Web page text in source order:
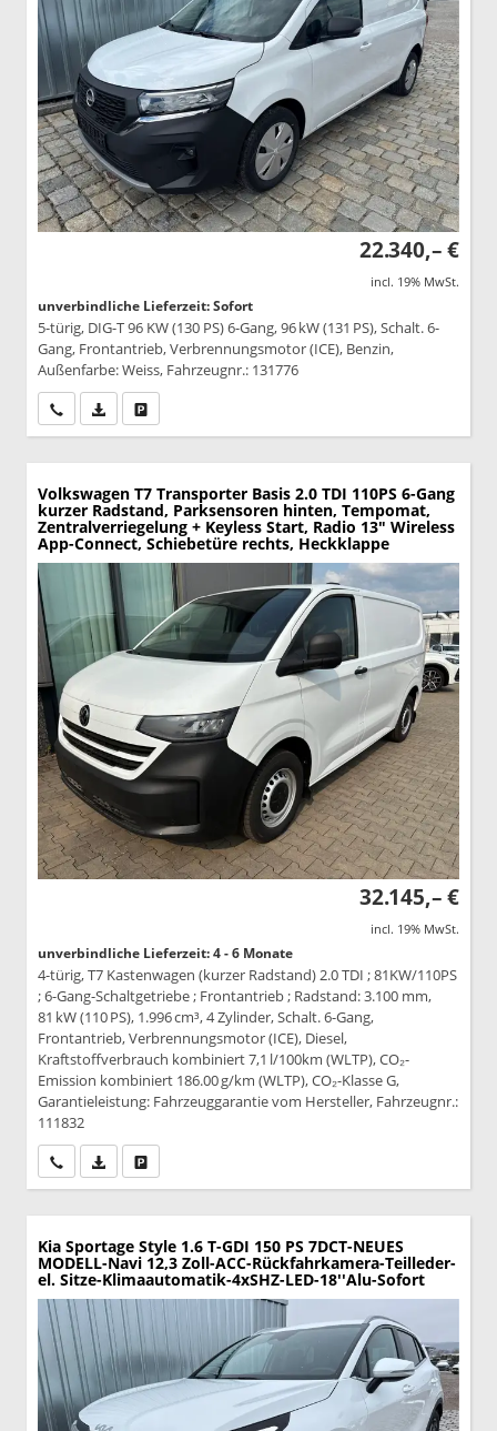
22.340,– €
incl. 19% MwSt.
unverbindliche Lieferzeit: Sofort
5-türig, DIG-T 96 KW (130 PS) 6-Gang, 96 kW (131 PS), Schalt. 6-
Gang, Frontantrieb, Verbrennungsmotor (ICE), Benzin,
Außenfarbe: Weiss, Fahrzeugnr.: 131776
Wir rufen Sie anPDF-Datei, Fahrzeugexposé drucken
Volkswagen T7 Transporter Basis 2.0 TDI 110PS 6-Gang
kurzer Radstand, Parksensoren hinten, Tempomat,
Zentralverriegelung + Keyless Start, Radio 13" Wireless
App-Connect, Schiebetüre rechts, Heckklappe
32.145,– €
incl. 19% MwSt.
unverbindliche Lieferzeit: 4 - 6 Monate
4-türig, T7 Kastenwagen (kurzer Radstand) 2.0 TDI ; 81KW/110PS
; 6-Gang-Schaltgetriebe ; Frontantrieb ; Radstand: 3.100 mm,
81 kW (110 PS), 1.996 cm³, 4 Zylinder, Schalt. 6-Gang,
Frontantrieb, Verbrennungsmotor (ICE), Diesel,
Kraftstoffverbrauch kombiniert 7,1 l/100km (WLTP), CO₂-
Emission kombiniert 186.00 g/km (WLTP), CO₂-Klasse G,
Garantieleistung: Fahrzeuggarantie vom Hersteller, Fahrzeugnr.:
111832
Wir rufen Sie anPDF-Datei, Fahrzeugexposé drucken
Kia Sportage Style 1.6 T-GDI 150 PS 7DCT-NEUES
MODELL-Navi 12,3 Zoll-ACC-Rückfahrkamera-Teilleder-
el. Sitze-Klimaautomatik-4xSHZ-LED-18''Alu-Sofort